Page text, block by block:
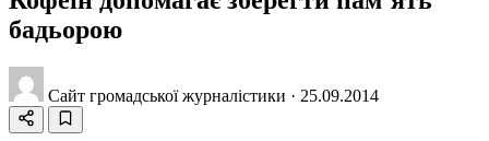
бадьорою
Сайт громадської журналістики · 25.09.2014